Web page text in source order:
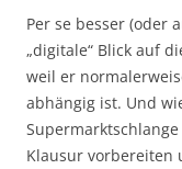
Per se besser (oder
„digitale“ Blick auf
weil er
abhängig ist. Und
Klausur vorbereiten